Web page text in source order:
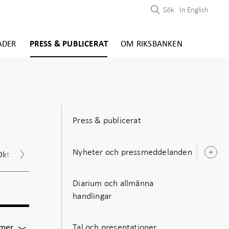
PRESS & PUBLICERAT OM RIKSBANKEN
Sök In English
Dec.
För
Press & publicerat
Nyheter och pressmeddelanden
Diarium och allmänna
handlingar